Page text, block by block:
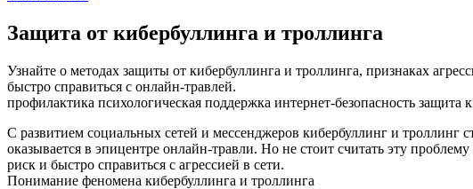
Защита от кибербуллинга и троллинга
Узнайте о методах защиты от кибербуллинга и троллинга, признаках
быстро справиться с онлайн-травлей.
профилактика психологическая поддержка интернет-безопасность защита
С развитием социальных сетей и мессенджеров кибербуллинг и троллинг
оказывается в эпицентре онлайн‑травли. Но не стоит считать эту
риск и быстро справиться с агрессией в сети.
Понимание феномена кибербуллинга и троллинга